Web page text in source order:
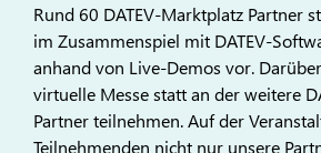
Rund 60 DATEV-Marktplatz Partner
im Zusammenspiel mit DATEV-
anhand von Live-Demos vor.
virtuelle Messe statt an der weitere
Partner teilnehmen. Auf der
Teilnehmenden nicht nur unsere